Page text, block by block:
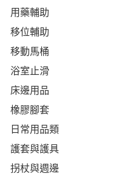
用藥輔助
移位輔助
移動馬桶
浴室止滑
床邊用品
橡膠腳套
日常用品類
護套與護具
拐杖與週邊